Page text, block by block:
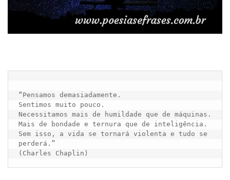
“Pensamos demasiadamente.
Sentimos muito pouco.
Necessitamos mais de humildade que de máquinas.
Mais de bondade e ternura que de inteligência.
Sem isso, a vida se tornará violenta e tudo se
perderá.”